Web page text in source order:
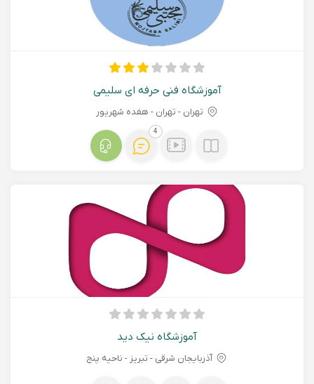
آموزشگاه فنی حرفه ای سلیمی
تهران - تهران - هفده شهریور
4
آموزشگاه نیک دید
آذربایجان شرقی - تبريز - ناحیه پنج